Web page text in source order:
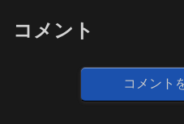
コメント
コメント